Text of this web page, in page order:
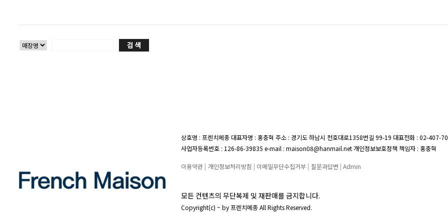
상호명 : 프렌치메종 대표자명 : 홍충혁 주소 : 경기도 하남시 천호대로1358번길 99-19 대표전화 : 02-407-
사업자등록번호 : 126-86-39835 e-mail : maison08@hanmail.net 개인정보보호정책 책임자 : 홍충혁
이용약관 | 개인정보처리방침 | 이메일무단수집거부 | 질문과답변 | Admin
모든 컨텐츠의 무단복제 및 재판매를 금지합니다.
Copyright(c) ~ by 프렌치메종 All Rights Reserved.